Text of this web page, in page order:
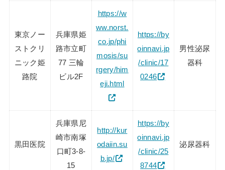
東京ノー
ストクリ
ニック姫
路院
兵庫県姫
路市立町
77 三輪
ビル2F
https://w
ww.norst.
co.jp/phi
mosis/su
rgery/him
eji.html
https://by
oinnavi.jp
/clinic/17
0246
男性泌尿
器科
黒田医院
兵庫県尼
崎市南塚
口町3-8-
15
http://kur
odaiin.su
b.jp/
https://by
oinnavi.jp
/clinic/25
8744
泌尿器科